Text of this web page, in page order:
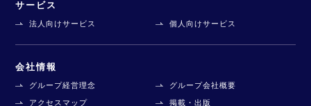
サービス
法人向けサービス 個人向けサービス
会社情報
グループ経営理念 グループ会社概要
アクセスマップ 掲載・出版